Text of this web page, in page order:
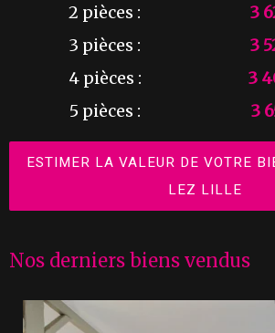
2 pièces : 3
3 pièces : 3
4 pièces : 3
5 pièces : 3
ESTIMER LA VALEUR DE VOTRE
LEZ LILLE
Nos derniers biens vendus